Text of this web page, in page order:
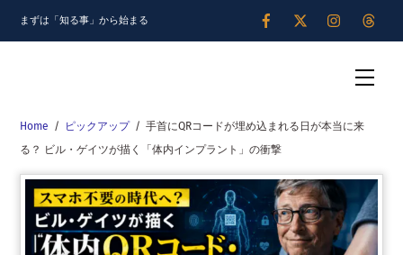
まずは「知る事」から始まる
Home / ピックアップ / 手首にQRコードが埋め込まれる日が本当に来
る？ ビル・ゲイツが描く「体内インプラント」の衝撃